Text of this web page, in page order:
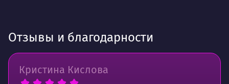
Отзывы и благодарности
Кристина Кислова